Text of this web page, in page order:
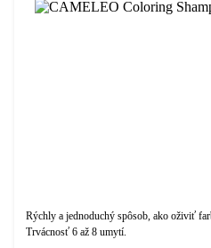
Rýchly a jednoduchý spôsob, ako oživiť
Trvácnosť 6 až 8 umytí.